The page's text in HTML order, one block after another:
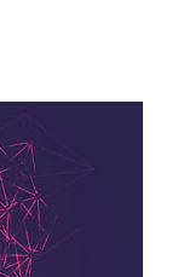
ZFS é agora
onde
lista de uso de
é
do